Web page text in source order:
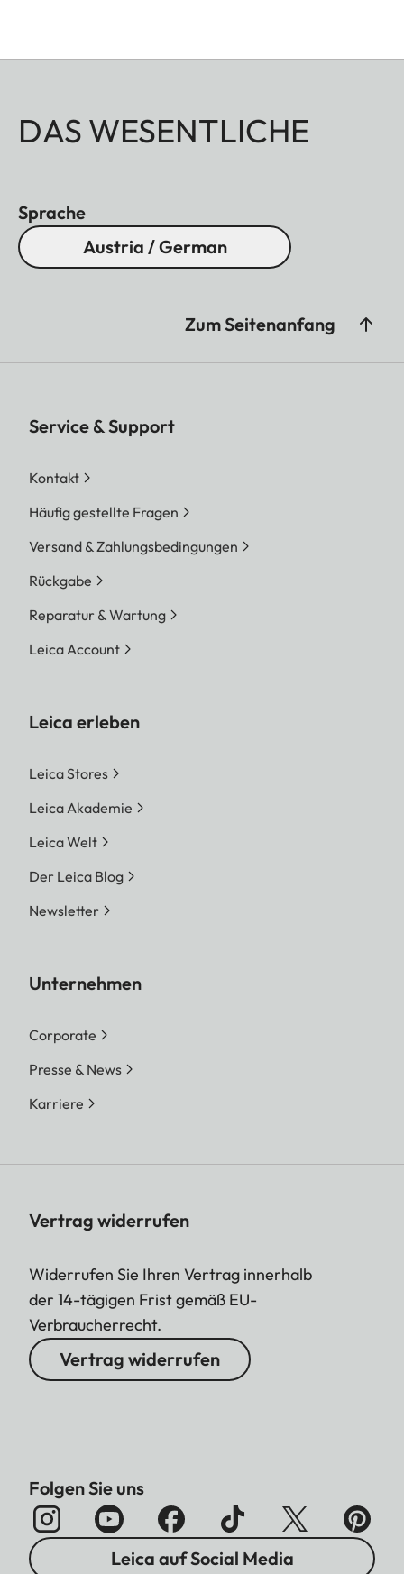
DAS WESENTLICHE
Sprache
Austria / German
Zum Seitenanfang
Service & Support
Kontakt
Häufig gestellte Fragen
Versand & Zahlungsbedingungen
Rückgabe
Reparatur & Wartung
Leica Account
Leica erleben
Leica Stores
Leica Akademie
Leica Welt
Der Leica Blog
Newsletter
Unternehmen
Corporate
Presse & News
Karriere
Vertrag widerrufen
Widerrufen Sie Ihren Vertrag innerhalb
der 14-tägigen Frist gemäß EU-
Verbraucherrecht.
Vertrag widerrufen
Folgen Sie uns
Leica auf Social Media